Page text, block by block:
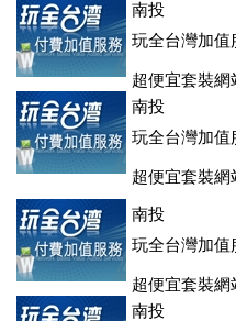
登、訂房系統、客房委託旅行
南投
玩全台灣加值
超便宜套裝網
登、訂房系統、客房委託旅行
南投
玩全台灣加值
超便宜套裝網
登、訂房系統、客房委託旅行
南投
玩全台灣加值
超便宜套裝網
登、訂房系統、客房委託旅行
南投